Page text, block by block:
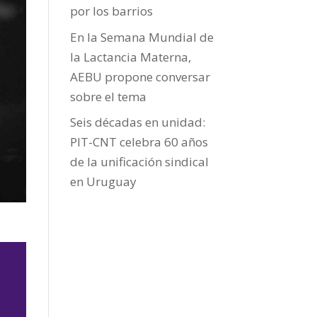
por los barrios
En la Semana Mundial de
la Lactancia Materna,
AEBU propone conversar
sobre el tema
Seis décadas en unidad:
PIT-CNT celebra 60 años
de la unificación sindical
en Uruguay